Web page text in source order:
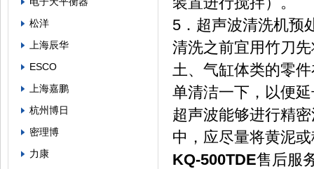
松洋
上海辰华
ESCO
上海嘉鹏
杭州博日
密理博
力康
5．超声波清洗机预
清洗之前宜用竹刀
土、气缸体类的零
单清洁一下，以便
超声波能够进行精
中，应尽量将黄泥
KQ-500TDE售后服